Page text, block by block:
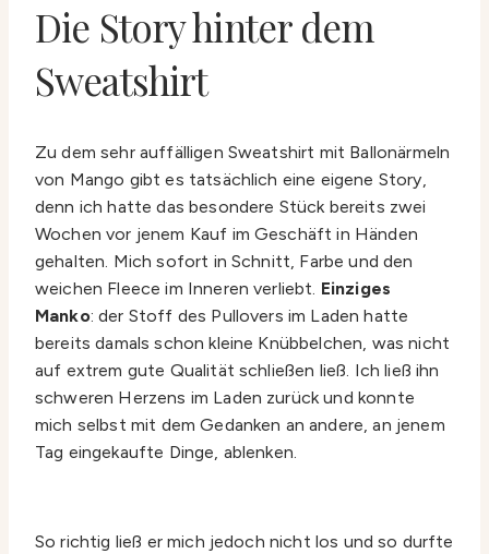
Die Story hinter dem
Sweatshirt
Zu dem sehr auffälligen Sweatshirt mit Ballonärmeln
von Mango gibt es tatsächlich eine eigene Story,
denn ich hatte das besondere Stück bereits zwei
Wochen vor jenem Kauf im Geschäft in Händen
gehalten. Mich sofort in Schnitt, Farbe und den
weichen Fleece im Inneren verliebt. Einziges
Manko: der Stoff des Pullovers im Laden hatte
bereits damals schon kleine Knübbelchen, was nicht
auf extrem gute Qualität schließen ließ. Ich ließ ihn
schweren Herzens im Laden zurück und konnte
mich selbst mit dem Gedanken an andere, an jenem
Tag eingekaufte Dinge, ablenken.
So richtig ließ er mich jedoch nicht los und so durfte